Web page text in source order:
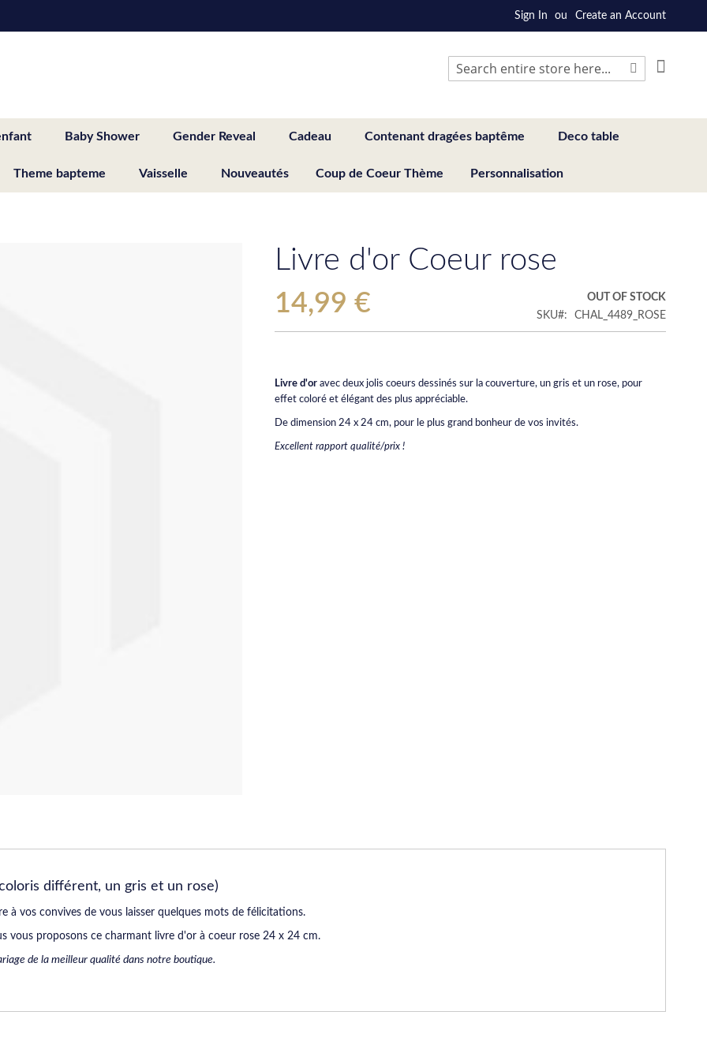
Sign In Create an Account
Search
Baby Shower Gender Reveal Cadeau Contenant dragées baptême Deco table
Theme bapteme Vaisselle Nouveautés Coup de Coeur Thème Personnalisation
Livre d'or Coeur rose
14,99 €
OUT OF STOCK
SKU
CHAL_4489_ROSE
Livre d'or avec deux jolis coeurs dessinés sur la couverture, un gris et un rose, pour
effet coloré et élégant des plus appréciable.
De dimension 24 x 24 cm, pour le plus grand bonheur de vos invités.
Excellent rapport qualité/prix !
différent, un gris et un rose)
à vos convives de vous laisser quelques mots de félicitations.
vous proposons ce charmant livre d'or à coeur rose 24 x 24 cm.
de la meilleur qualité dans notre boutique.